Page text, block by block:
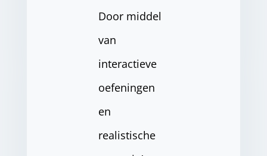
Door middel
van
interactieve
oefeningen
en
realistische